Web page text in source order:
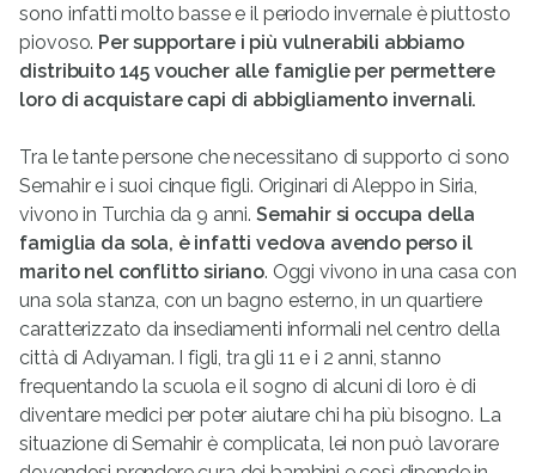
sono infatti molto basse e il periodo invernale è piuttosto
piovoso. Per supportare i più vulnerabili abbiamo
distribuito 145 voucher alle famiglie per permettere
loro di acquistare capi di abbigliamento invernali.
Tra le tante persone che necessitano di supporto ci sono
Semahir e i suoi cinque figli. Originari di Aleppo in Siria,
vivono in Turchia da 9 anni. Semahir si occupa della
famiglia da sola, è infatti vedova avendo perso il
marito nel conflitto siriano. Oggi vivono in una casa con
una sola stanza, con un bagno esterno, in un quartiere
caratterizzato da insediamenti informali nel centro della
città di Adıyaman. I figli, tra gli 11 e i 2 anni, stanno
frequentando la scuola e il sogno di alcuni di loro è di
diventare medici per poter aiutare chi ha più bisogno. La
situazione di Semahir è complicata, lei non può lavorare